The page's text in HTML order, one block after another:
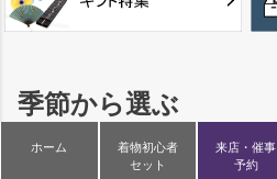
季節から選ぶ
ホーム
着物初心者
セット
来店・催事
予約